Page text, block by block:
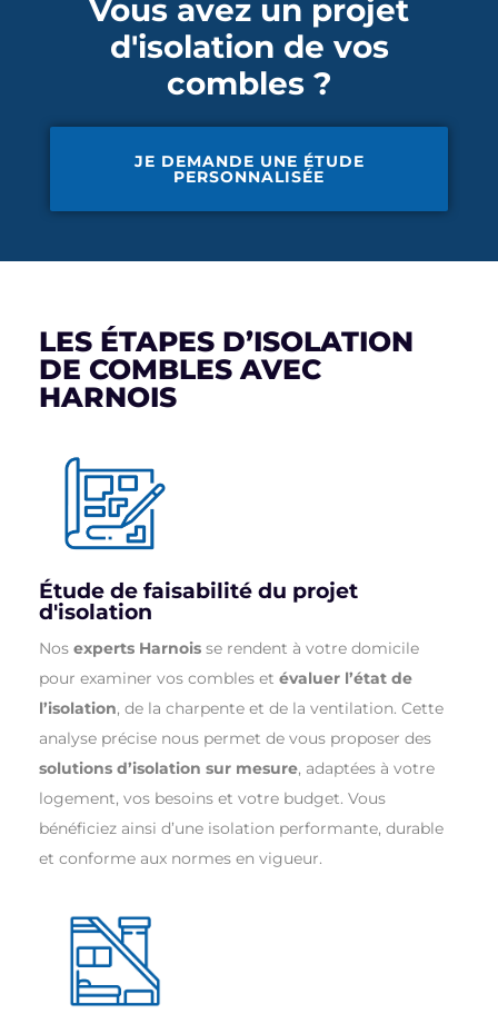
Vous avez un projet
d'isolation de vos
combles ?
JE DEMANDE UNE ÉTUDE
PERSONNALISÉE
LES ÉTAPES D’ISOLATION
DE COMBLES AVEC
HARNOIS
Étude de faisabilité du projet
d'isolation
Nos experts Harnois se rendent à votre domicile
pour examiner vos combles et évaluer l’état de
l’isolation, de la charpente et de la ventilation. Cette
analyse précise nous permet de vous proposer des
solutions d’isolation sur mesure, adaptées à votre
logement, vos besoins et votre budget. Vous
bénéficiez ainsi d’une isolation performante, durable
et conforme aux normes en vigueur.